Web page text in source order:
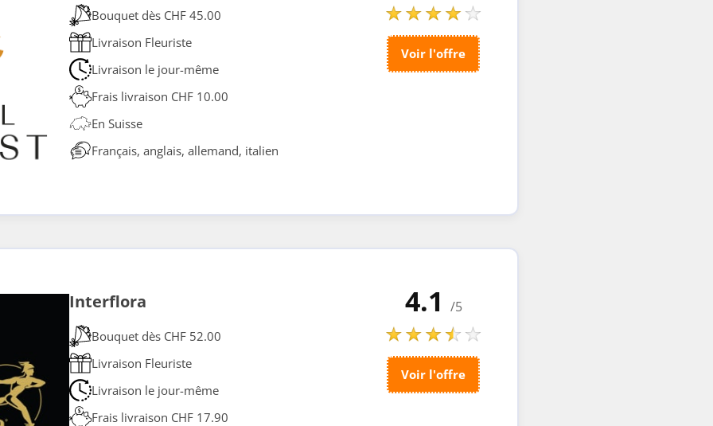
Bouquet dès CHF 45.00
Livraison Fleuriste
Livraison le jour-même
Frais livraison CHF 10.00
En Suisse
Français, anglais, allemand, italien
Voir l'offre
Interflora
Bouquet dès CHF 52.00
Livraison Fleuriste
Livraison le jour-même
Frais livraison CHF 17.90
4.1 /5
Voir l'offre